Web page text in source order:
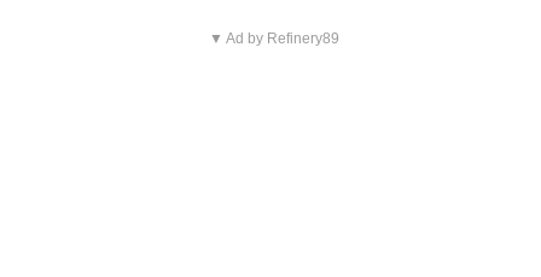
▼ Ad by Refinery89